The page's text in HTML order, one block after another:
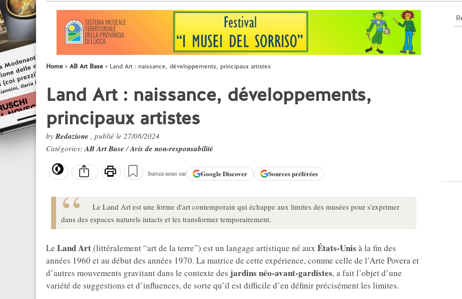
Home AB Art Base Land Art : naissance, développements, principaux artistes
Land Art : naissance, développements,
principaux artistes
byRedazione , publié le 27/08/2024
Catégories:AB Art Base/Avis de non-responsabilité
Suivez-nous sur GoogleDiscover Sources préférées
Le Land Art est une forme d'art contemporain qui échappe aux limites des musées pour s'exprimer
dans des espaces naturels intacts et les transformer temporairement.
Le Land Art(littéralement “art de la terre”) est un langage artistique né aux États-Unis à la fin des
années 1960 et au début des années 1970. La matrice de cette expérience, comme celle de l’Arte Povera et
d’autres mouvements gravitant dans le contexte des jardins néo-avant-gardistes, a fait l’objet d’une
variété de suggestions et d’influences, de sorte qu’il est difficile d’en définir précisément les limites.